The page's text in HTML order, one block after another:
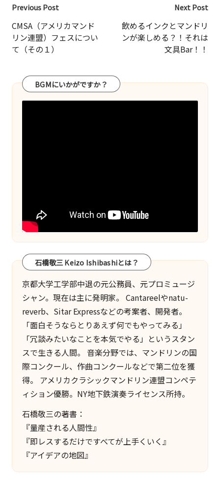
Post
navigation
Previous Post
CMSA（アメリカマンド
リン連盟）フェスについ
て（その１）
Next Post
飲めるインクとマンドリ
ンが楽しめる？！それは
文具Bar！！
BGMにいかがですか？
石橋敬三 Keizo Ishibashiとは？
京都大学工学部中退の元公務員、元プロミュージ
シャン。現在は主に発明家。 Cantareelやnatu-
reverb、 Sitar Expressなどの考案者、開発者。
「面白そうならとりあえず何でもやってみる」
「冗談みたいなことを本気でやる」というスタン
スで生きる人間。 音楽分野では、マンドリンの国
際コンクール、作曲コンクールなどで第二位を獲
得。 アメリカクラシックマンドリン連盟コンペテ
ィション優勝。NY地下鉄演奏ライセンス所持。
石橋敬三の著書：
『量産される人間性』
『即レスするだけですべてが上手くいく』
『アイデアの地図』